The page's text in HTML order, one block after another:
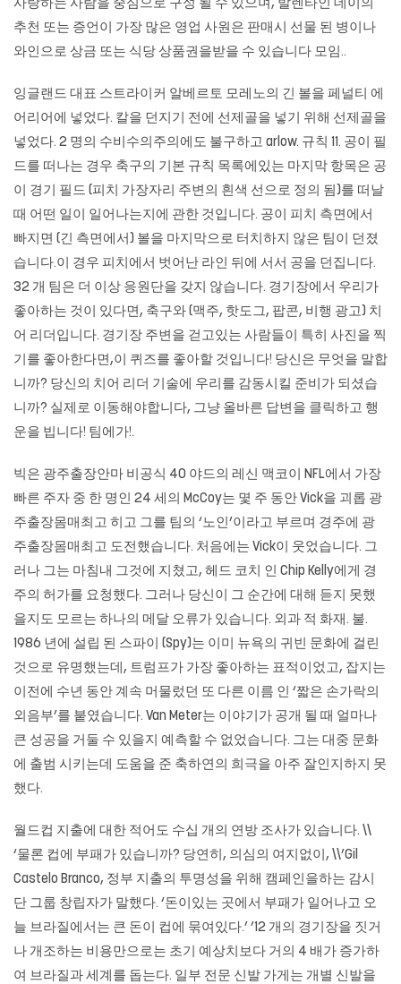
사랑하는 사람을 중심으로 구성 될 수 있으며, 발렌타인 데이의
추천 또는 증언이 가장 많은 영업 사원은 판매시 선물 된 병이나
와인으로 상금 또는 식당 상품권을받을 수 있습니다 모임..
잉글랜드 대표 스트라이커 알베르토 모레노의 긴 볼을 페널티 에
어리어에 넣었다. 칼을 던지기 전에 선제골을 넣기 위해 선제골을
넣었다. 2 명의 수비수의주의에도 불구하고 arlow. 규칙 11. 공이 필
드를 떠나는 경우 축구의 기본 규칙 목록에있는 마지막 항목은 공
이 경기 필드 (피치 가장자리 주변의 흰색 선으로 정의 됨)를 떠날
때 어떤 일이 일어나는지에 관한 것입니다. 공이 피치 측면에서
빠지면 (긴 측면에서) 볼을 마지막으로 터치하지 않은 팀이 던졌
습니다.이 경우 피치에서 벗어난 라인 뒤에 서서 공을 던집니다.
32 개 팀은 더 이상 응원단을 갖지 않습니다. 경기장에서 우리가
좋아하는 것이 있다면, 축구와 (맥주, 핫도그, 팝콘, 비행 광고) 치
어 리더입니다. 경기장 주변을 걷고있는 사람들이 특히 사진을 찍
기를 좋아한다면,이 퀴즈를 좋아할 것입니다! 당신은 무엇을 말합
니까? 당신의 치어 리더 기술에 우리를 감동시킬 준비가 되셨습
니까? 실제로 이동해야합니다, 그냥 올바른 답변을 클릭하고 행
운을 빕니다! 팀에가!.
빅은 광주출장안마 비공식 40 야드의 레신 맥코이 NFL에서 가장
빠른 주자 중 한 명인 24 세의 McCoy는 몇 주 동안 Vick을 괴롭 광
주출장몸매최고 히고 그를 팀의 ‘노인’이라고 부르며 경주에 광
주출장몸매최고 도전했습니다. 처음에는 Vick이 웃었습니다. 그
러나 그는 마침내 그것에 지쳤고, 헤드 코치 인 Chip Kelly에게 경
주의 허가를 요청했다. 그러나 당신이 그 순간에 대해 듣지 못했
을지도 모르는 하나의 메달 오류가 있습니다. 외과 적 화재. 불.
1986 년에 설립 된 스파이 (Spy)는 이미 뉴욕의 귀빈 문화에 걸린
것으로 유명했는데, 트럼프가 가장 좋아하는 표적이었고, 잡지는
이전에 수년 동안 계속 머물렀던 또 다른 이름 인 ‘짧은 손가락의
외음부’를 붙였습니다. Van Meter는 이야기가 공개 될 때 얼마나
큰 성공을 거둘 수 있을지 예측할 수 없었습니다. 그는 대중 문화
에 출범 시키는데 도움을 준 축하연의 희극을 아주 잘인지하지 못
했다.
월드컵 지출에 대한 적어도 수십 개의 연방 조사가 있습니다. \\
‘물론 컵에 부패가 있습니까? 당연히, 의심의 여지없이, \\’Gil
Castelo Branco, 정부 지출의 투명성을 위해 캠페인을하는 감시
단 그룹 창립자가 말했다. ‘돈이있는 곳에서 부패가 일어나고 오
늘 브라질에서는 큰 돈이 컵에 묶여있다.’ ’12 개의 경기장을 짓거
나 개조하는 비용만으로는 초기 예상치보다 거의 4 배가 증가하
여 브라질과 세계를 돕는다. 일부 전문 신발 가게는 개별 신발을